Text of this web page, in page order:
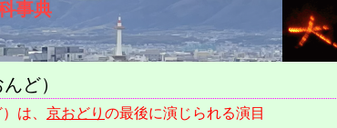
事典
ど）
は、 京おどり の最後に演じられる演目